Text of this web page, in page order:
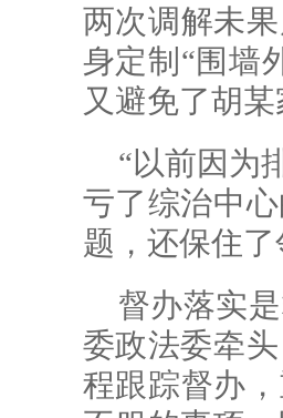
两次调解未
身定制“围墙
又避免了胡
“以前因为
亏了综治中
题，还保住
督办落实
委政法委牵
程跟踪督办